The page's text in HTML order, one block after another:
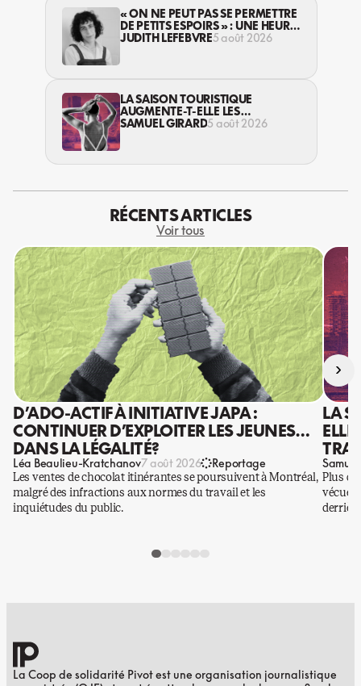
« ON NE PEUT PAS SE PERMETTRE
DE PETITS ESPOIRS » : UNE HEURE
AVEC AVI LEWIS
JUDITH LEFEBVRE5 août 2026
LA SAISON TOURISTIQUE
AUGMENTE-T-ELLE LES
VIOLENCES CONTRE LES
SAMUEL GIRARD5 août 2026
RÉCENTS ARTICLES
Voir tous
D’ADO-ACTIF À INITIATIVE JAPA :
CONTINUER D’EXPLOITER LES JEUNES…
DANS LA LÉGALITÉ?
Léa Beaulieu-Kratchanov7 août 2026 Reportage
Les ventes de chocolat itinérantes se poursuivent à Montréal,
malgré des infractions aux normes du travail et les
inquiétudes du public.
LA
Plus
vécues
›
La Coop de solidarité Pivot est une organisation journalistique